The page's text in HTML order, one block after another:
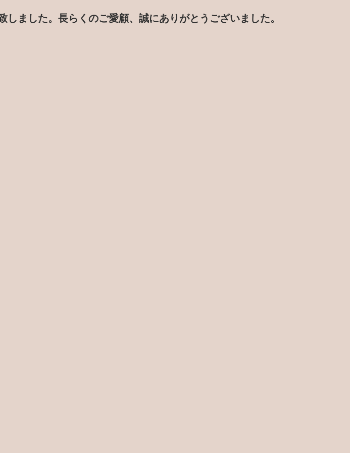
しました。 長らくのご愛顧、誠にありがとうございました。